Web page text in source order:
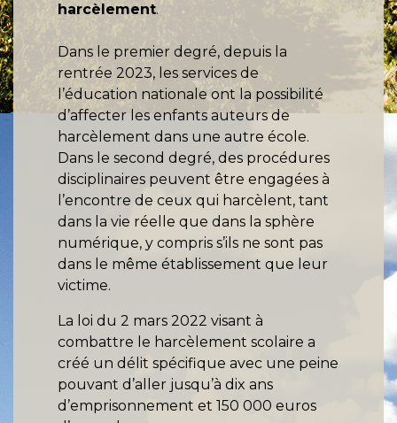
harcèlement.
Dans le premier degré, depuis la
rentrée 2023, les services de
l’éducation nationale ont la possibilité
d’affecter les enfants auteurs de
harcèlement dans une autre école.
Dans le second degré, des procédures
disciplinaires peuvent être engagées à
l’encontre de ceux qui harcèlent, tant
dans la vie réelle que dans la sphère
numérique, y compris s’ils ne sont pas
dans le même établissement que leur
victime.
La loi du 2 mars 2022 visant à
combattre le harcèlement scolaire a
créé un délit spécifique avec une peine
pouvant d’aller jusqu’à dix ans
d’emprisonnement et 150 000 euros